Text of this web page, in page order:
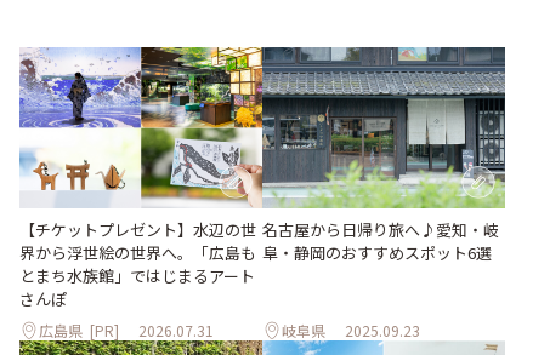
【チケットプレゼント】水辺の世
界から浮世絵の世界へ。「広島も
とまち水族館」ではじまるアート
さんぽ
広島県 [PR] 2026.07.31
名古屋から日帰り旅へ♪愛知・岐
阜・静岡のおすすめスポット6選
岐阜県 2025.09.23